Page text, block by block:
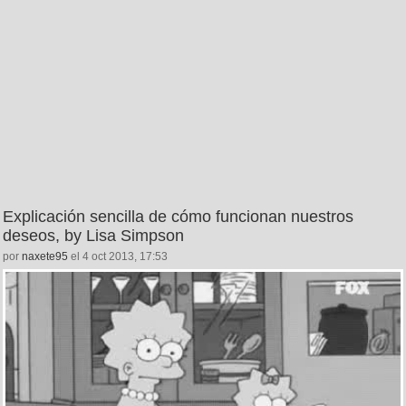
Explicación sencilla de cómo funcionan nuestros
deseos, by Lisa Simpson
por naxete95 el 4 oct 2013, 17:53